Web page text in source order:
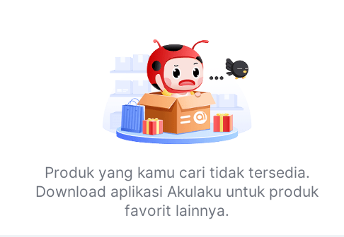
Produk yang kamu cari tidak tersedia.
Download aplikasi Akulaku untuk produk
favorit lainnya.